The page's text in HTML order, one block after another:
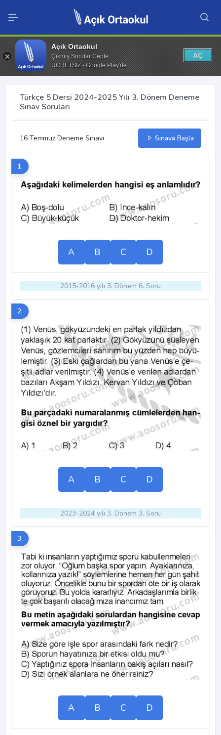
Açık Ortaokul
Çıkmış Sorular Cepte
ÜCRETSİZ - Google Play'de
AÇ
Türkçe 5 Dersi 2024-2025 Yılı 3. Dönem Deneme
Sınav Soruları
16 Temmuz Deneme Sınavı Sınava Başla
1.
A B C D
2015-2016 yılı 3. Dönem 6. Soru
2.
A B C D
2023-2024 yılı 3. Dönem 3. Soru
3.
A B C D